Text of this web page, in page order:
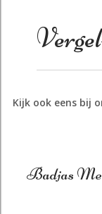
Kijk ook eens bij
Badjas